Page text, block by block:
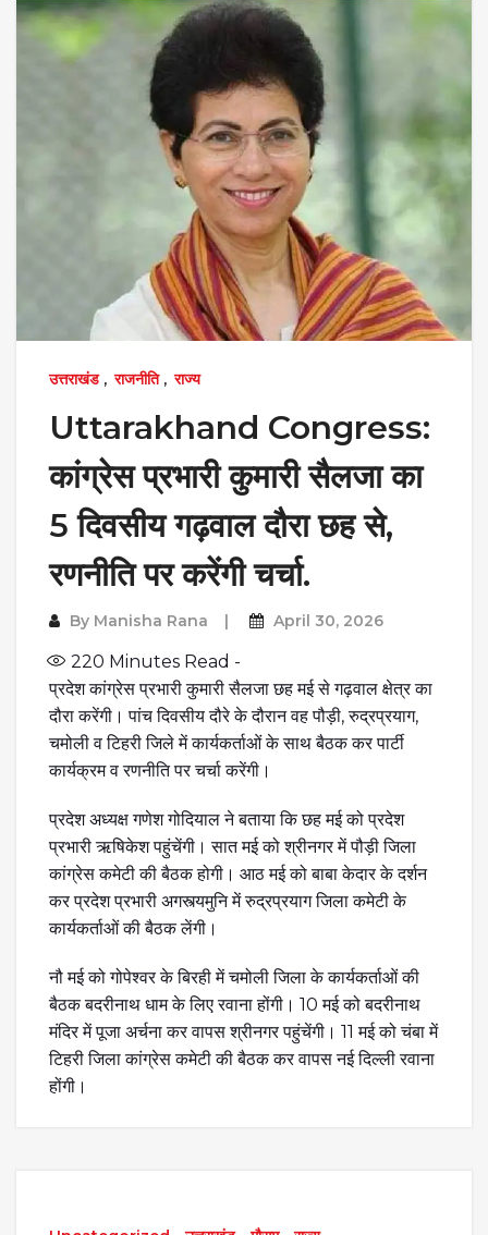
उत्तराखंड, राजनीति, राज्य
Uttarakhand Congress:
कांग्रेस प्रभारी कुमारी सैलजा का
5 दिवसीय गढ़वाल दौरा छह से,
रणनीति पर करेंगी चर्चा.
By Manisha Rana April 30, 2026
220 Minutes Read -
प्रदेश कांग्रेस प्रभारी कुमारी सैलजा छह मई से गढ़वाल क्षेत्र का
दौरा करेंगी। पांच दिवसीय दौरे के दौरान वह पौड़ी, रुद्रप्रयाग,
चमोली व टिहरी जिले में कार्यकर्ताओं के साथ बैठक कर पार्टी
कार्यक्रम व रणनीति पर चर्चा करेंगी।
प्रदेश अध्यक्ष गणेश गोदियाल ने बताया कि छह मई को प्रदेश
प्रभारी ऋषिकेश पहुंचेंगी। सात मई को श्रीनगर में पौड़ी जिला
कांग्रेस कमेटी की बैठक होगी। आठ मई को बाबा केदार के दर्शन
कर प्रदेश प्रभारी अगस्त्यमुनि में रुद्रप्रयाग जिला कमेटी के
कार्यकर्ताओं की बैठक लेंगी।
नौ मई को गोपेश्वर के बिरही में चमोली जिला के कार्यकर्ताओं की
बैठक बदरीनाथ धाम के लिए रवाना होंगी। 10 मई को बदरीनाथ
मंदिर में पूजा अर्चना कर वापस श्रीनगर पहुंचेंगी। 11 मई को चंबा में
टिहरी जिला कांग्रेस कमेटी की बैठक कर वापस नई दिल्ली रवाना
होंगी।